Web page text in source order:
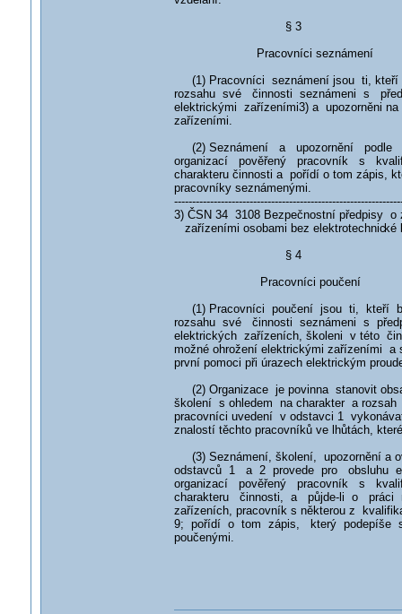
§ 3
Pracovníci seznámení
(1) Pracovníci seznámení jsou ti, kteří
rozsahu své činnosti seznámeni s
elektrickými zařízeními3) a upozorněni
zařízeními.
(2) Seznámení a upozornění podle
organizací pověřený pracovník s
charakteru činnosti a pořídí o tom zápis,
pracovníky seznámenými.
3) ČSN 34 3108 Bezpečnostní předpisy
zařízeními osobami bez elektrotechnické
§ 4
Pracovníci poučení
(1) Pracovníci poučení jsou ti, kteří
rozsahu své činnosti seznámeni s
elektrických zařízeních, školeni v této
možné ohrožení elektrickými zařízeními a
první pomoci při úrazech elektrickým
(2) Organizace je povinna stanovit
školení s ohledem na charakter a
pracovníci uvedení v odstavci 1
znalostí těchto pracovníků ve lhůtách,
(3) Seznámení, školení, upozornění a
odstavců 1 a 2 provede pro obsluhu
organizací pověřený pracovník s
charakteru činnosti, a půjde-li o práci
zařízeních, pracovník s některou z
9; pořídí o tom zápis, který podepíše
poučenými.